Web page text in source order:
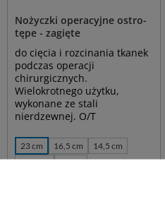
Nożyczki operacyjne ostro-
tępe - zagięte
do cięcia i rozcinania tkanek
podczas operacji
chirurgicznych.
Wielokrotnego użytku,
wykonane ze stali
nierdzewnej. O/T
23 cm 16,5 cm
14,5 cm
17,5 cm
więcej